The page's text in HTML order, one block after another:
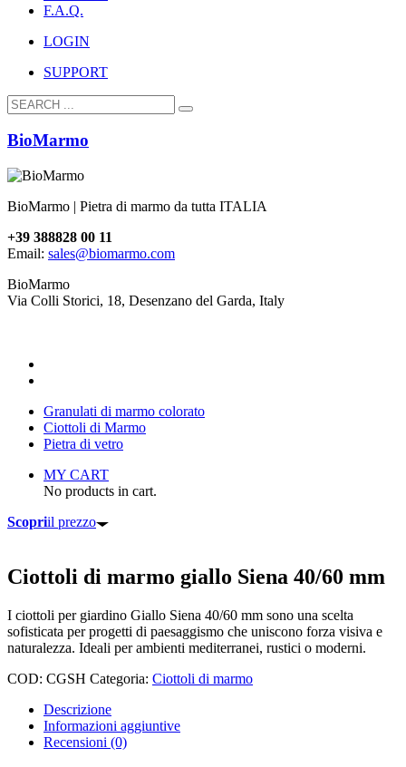
F.A.Q.
LOGIN
SUPPORT
BioMarmo
BioMarmo | Pietra di marmo da tutta ITALIA
+39 388828 00 11
Email: sales@biomarmo.com
BioMarmo
Via Colli Storici, 18, Desenzano del Garda, Italy
Granulati di marmo colorato
Ciottoli di Marmo
Pietra di vetro
MY CART
No products in cart.
Scopriil prezzo
Ciottoli di marmo giallo Siena 40/60 mm
I ciottoli per giardino Giallo Siena 40/60 mm sono una scelta
sofisticata per progetti di paesaggismo che uniscono forza visiva e
naturalezza. Ideali per ambienti mediterranei, rustici o moderni.
COD: CGSH Categoria: Ciottoli di marmo
Descrizione
Informazioni aggiuntive
Recensioni (0)